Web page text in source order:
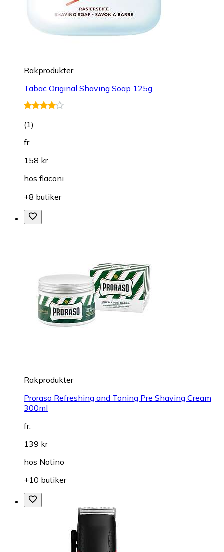
Rakprodukter
Tabac Original Shaving Soap 125g
(1)
fr.
158 kr
hos flaconi
+8 butiker
Rakprodukter
Proraso Refreshing and Toning Pre Shaving Cream
300ml
fr.
139 kr
hos Notino
+10 butiker